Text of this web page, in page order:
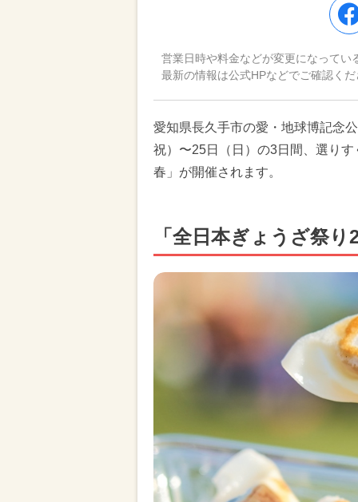
営業日時や料金などが変更になってい
最新の情報は公式HPなどでご確認くだ
愛知県長久手市の愛・地球博記念
祝）〜25日（日）の3日間、選り
春」が開催されます。
「全日本ぎょうざ祭り